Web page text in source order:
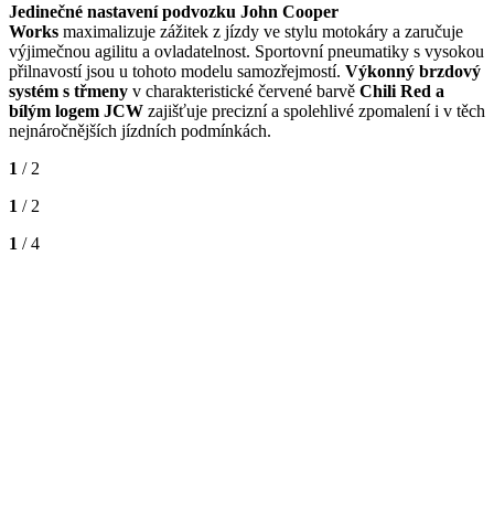
Jedinečné nastavení podvozku John Cooper
Works maximalizuje zážitek z jízdy ve stylu motokáry a zaručuje
výjimečnou agilitu a ovladatelnost. Sportovní pneumatiky s vysokou
přilnavostí jsou u tohoto modelu samozřejmostí. Výkonný brzdový
systém s třmeny v charakteristické červené barvě Chili Red a
bílým logem JCW zajišťuje precizní a spolehlivé zpomalení i v těch
nejnáročnějších jízdních podmínkách.
1 / 2
1 / 2
1 / 4